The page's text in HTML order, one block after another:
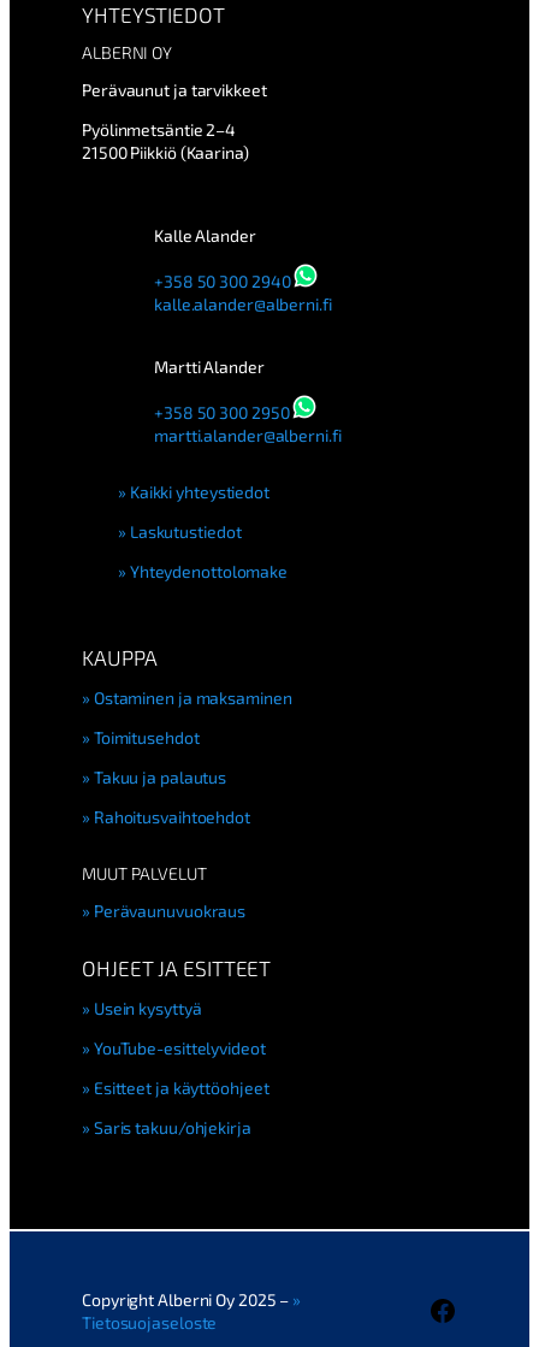
YHTEYSTIEDOT
ALBERNI OY
Perävaunut ja tarvikkeet
Pyölinmetsäntie 2–4
21500 Piikkiö (Kaarina)
Kalle Alander
+358 50 300 2940
kalle.alander@alberni.fi
Martti Alander
+358 50 300 2950
martti.alander@alberni.fi
Kaikki yhteystiedot
Laskutustiedot
Yhteydenottolomake
KAUPPA
Ostaminen ja maksaminen
Toimitusehdot
Takuu ja palautus
Rahoitusvaihtoehdot
MUUT PALVELUT
Perävaunuvuokraus
OHJEET JA ESITTEET
Usein kysyttyä
YouTube-esittelyvideot
Esitteet ja käyttöohjeet
Saris takuu/ohjekirja
Copyright Alberni Oy 2025 –
Tietosuojaseloste